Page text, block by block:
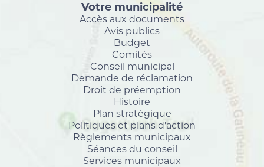
Votre municipalité
Accès aux documents
Avis publics
Budget
Comités
Conseil municipal
Demande de réclamation
Droit de préemption
Histoire
Plan stratégique
Politiques et plans d'action
Règlements municipaux
Séances du conseil
Services municipaux